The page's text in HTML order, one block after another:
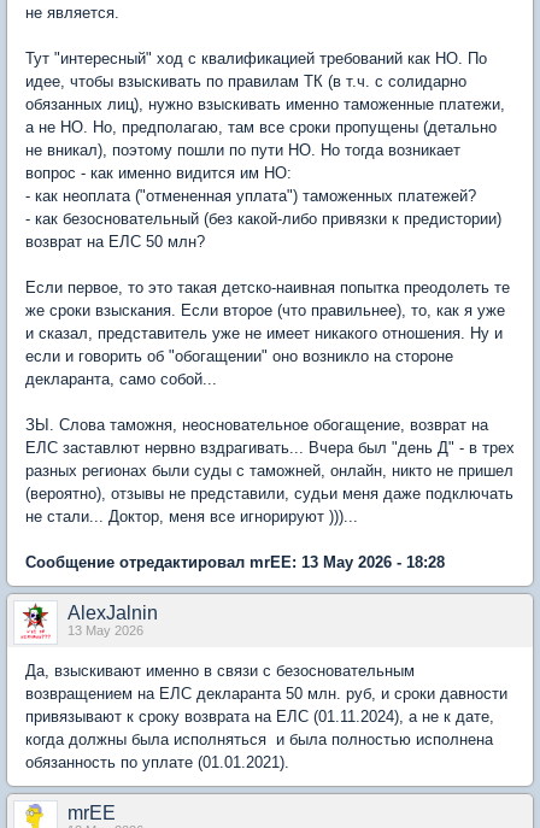
не является.
Тут "интересный" ход с квалификацией требований как НО. По
идее, чтобы взыскивать по правилам ТК (в т.ч. с солидарно
обязанных лиц), нужно взыскивать именно таможенные платежи,
а не НО. Но, предполагаю, там все сроки пропущены (детально
не вникал), поэтому пошли по пути НО. Но тогда возникает
вопрос - как именно видится им НО:
- как неоплата ("отмененная уплата") таможенных платежей?
- как безосновательный (без какой-либо привязки к предистории)
возврат на ЕЛС 50 млн?
Если первое, то это такая детско-наивная попытка преодолеть те
же сроки взыскания. Если второе (что правильнее), то, как я уже
и сказал, представитель уже не имеет никакого отношения. Ну и
если и говорить об "обогащении" оно возникло на стороне
декларанта, само собой...
ЗЫ. Слова таможня, неосновательное обогащение, возврат на
ЕЛС заставлют нервно вздрагивать... Вчера был "день Д" - в трех
разных регионах были суды с таможней, онлайн, никто не пришел
(вероятно), отзывы не представили, судьи меня даже подключать
не стали... Доктор, меня все игнорируют )))...
Сообщение отредактировал mrEE: 13 May 2026 - 18:28
AlexJalnin
13 May 2026
Да, взыскивают именно в связи с безосновательным
возвращением на ЕЛС декларанта 50 млн. руб, и сроки давности
привязывают к сроку возврата на ЕЛС (01.11.2024), а не к дате,
когда должны была исполняться и была полностью исполнена
обязанность по уплате (01.01.2021).
mrEE